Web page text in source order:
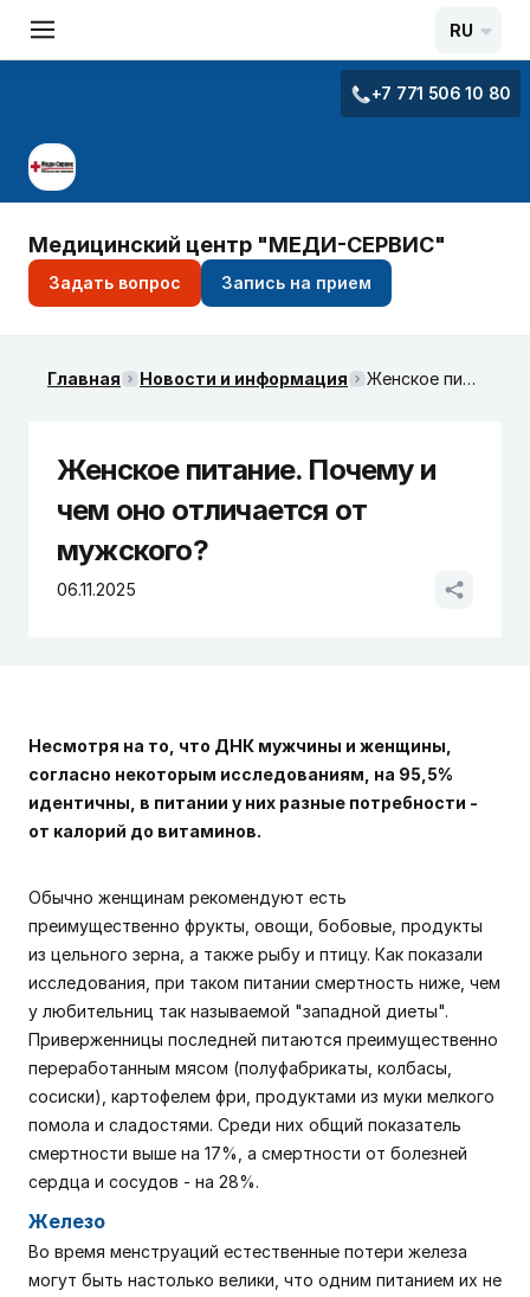
RU
+7 771 506 10 80
Медицинский центр "МЕДИ-СЕРВИС"
Задать вопрос Запись на прием
Главная Новости и информация Женское питание. Почему и чем оно отличается от мужского?
Женское питание. Почему и
чем оно отличается от
мужского?
06.11.2025
Несмотря на то, что ДНК мужчины и женщины,
согласно некоторым исследованиям, на 95,5%
идентичны, в питании у них разные потребности -
от калорий до витаминов.
Обычно женщинам рекомендуют есть
преимущественно фрукты, овощи, бобовые, продукты
из цельного зерна, а также рыбу и птицу. Как показали
исследования, при таком питании смертность ниже, чем
у любительниц так называемой "западной диеты".
Приверженницы последней питаются преимущественно
переработанным мясом (полуфабрикаты, колбасы,
сосиски), картофелем фри, продуктами из муки мелкого
помола и сладостями. Среди них общий показатель
смертности выше на 17%, а смертности от болезней
сердца и сосудов - на 28%.
Железо
Во время менструаций естественные потери железа
могут быть настолько велики, что одним питанием их не